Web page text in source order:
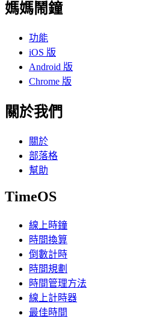
媽媽鬧鐘
功能
iOS 版
Android 版
Chrome 版
關於我們
關於
部落格
幫助
TimeOS
線上時鐘
時間換算
倒數計時
時間規劃
時間管理方法
線上計時器
最佳時間